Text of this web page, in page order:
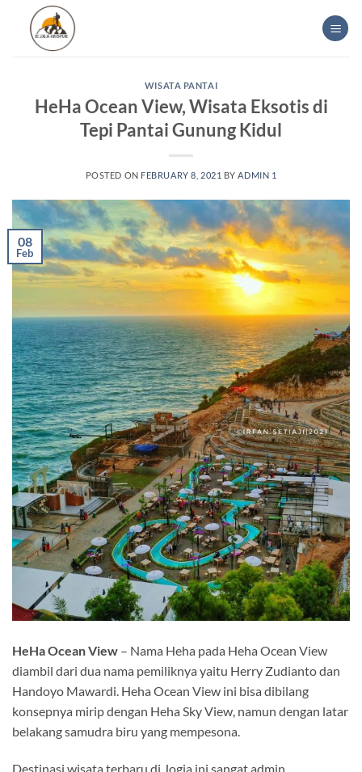
content
WISATA PANTAI
HeHa Ocean View, Wisata Eksotis di
Tepi Pantai Gunung Kidul
POSTED ON FEBRUARY 8, 2021 BY ADMIN 1
08
Feb
HeHa Ocean View – Nama Heha pada Heha Ocean View
diambil dari dua nama pemiliknya yaitu Herry Zudianto dan
Handoyo Mawardi. Heha Ocean View ini bisa dibilang
konsepnya mirip dengan Heha Sky View, namun dengan latar
belakang samudra biru yang mempesona.
Destinasi wisata terbaru di Jogja ini sangat admin